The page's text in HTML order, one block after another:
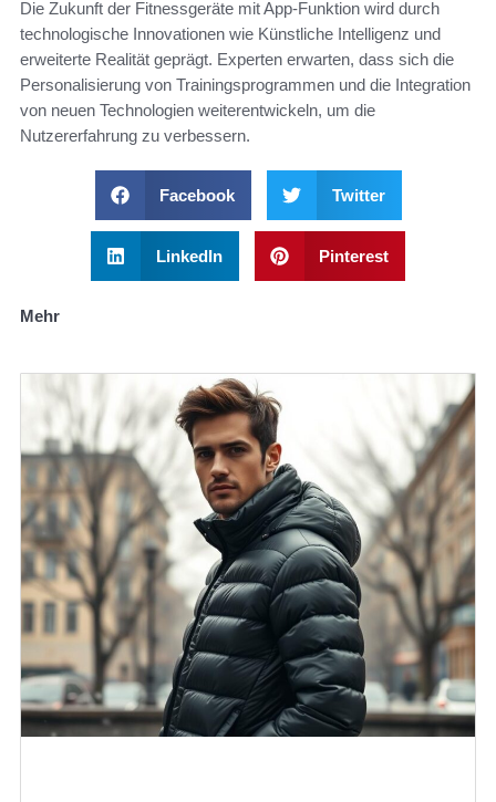
Die Zukunft der Fitnessgeräte mit App-Funktion wird durch
technologische Innovationen wie Künstliche Intelligenz und
erweiterte Realität geprägt. Experten erwarten, dass sich die
Personalisierung von Trainingsprogrammen und die Integration
von neuen Technologien weiterentwickeln, um die
Nutzererfahrung zu verbessern.
Facebook Twitter
LinkedIn Pinterest
Mehr